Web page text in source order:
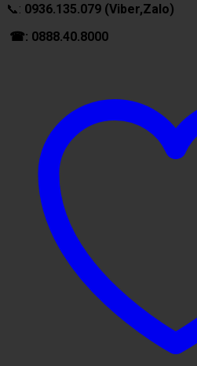
📞: 0936.135.079 (Viber,Zalo)
☎: 0888.40.8000